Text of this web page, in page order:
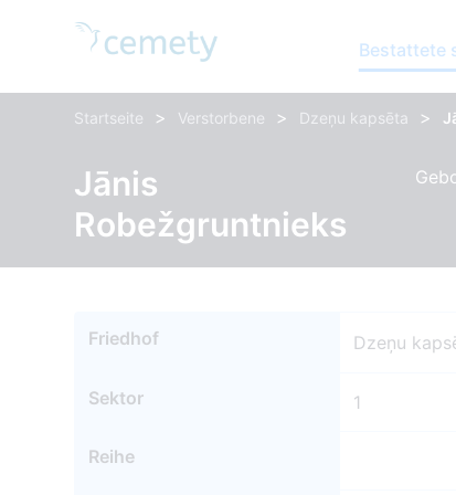
Bestattete
Startseite > Verstorbene > Dzeņu kapsēta >
Jānis
Robežgruntnieks
Friedhof Dzeņu
Sektor 1
Reihe